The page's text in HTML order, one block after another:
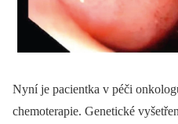
Nyní je pacientka v péči
chemoterapie. Genetické